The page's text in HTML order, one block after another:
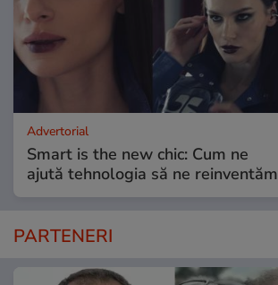
Advertorial
Smart is the new chic: Cum ne
ajută tehnologia să ne reinventăm
PARTENERI